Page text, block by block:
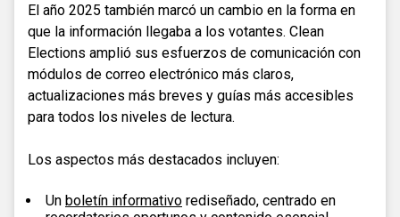
El año 2025 también marcó un cambio en la forma en
que la información llegaba a los votantes. Clean
Elections amplió sus esfuerzos de comunicación con
módulos de correo electrónico más claros,
actualizaciones más breves y guías más accesibles
para todos los niveles de lectura.
Los aspectos más destacados incluyen:
Un boletín informativo rediseñado, centrado en